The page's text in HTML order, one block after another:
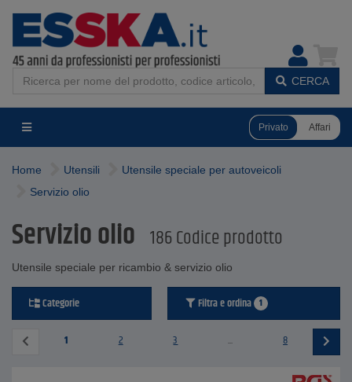
CERCA
Privato Affari
Home Utensili
Utensile speciale per autoveicoli
Servizio olio
Servizio olio 186 Codice prodotto
Utensile speciale per ricambio & servizio olio
Categorie Filtra e ordina 1
1 2 3 ... 8